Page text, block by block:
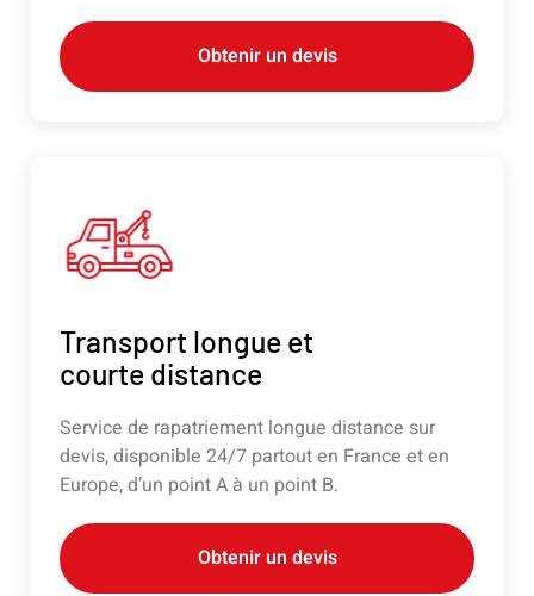
Obtenir un devis
Transport longue et
courte distance
Service de rapatriement longue distance sur
devis, disponible 24/7 partout en France et en
Europe, d’un point A à un point B.
Obtenir un devis